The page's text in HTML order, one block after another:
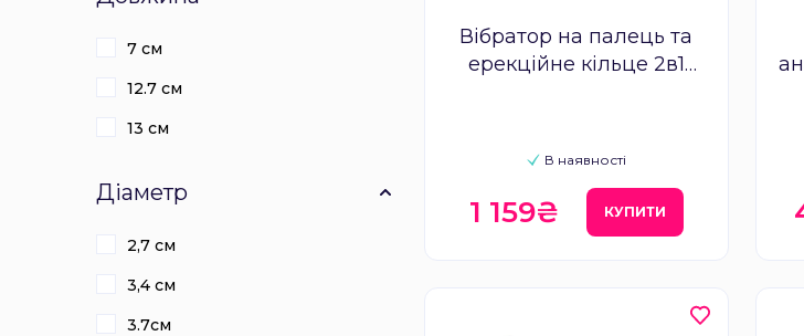
7 см
12.7 см
13 см
Діаметр
2,7 см
3,4 см
3.7см
Вібратор на палець та
ерекційне кільце 2в1
В наявності
1 159₴ КУПИТИ